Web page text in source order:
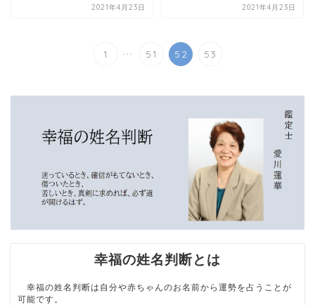
2021年4月23日 2021年4月23日
1 ... 51 52 53
幸福の姓名判断とは
幸福の姓名判断は自分や赤ちゃんのお名前から運勢を占うことが
可能です。